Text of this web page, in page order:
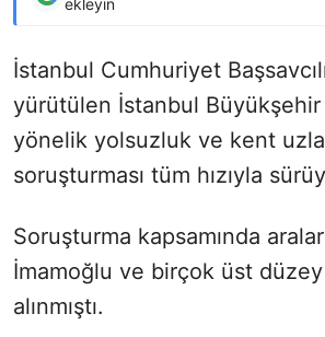
İstanbul Cumhuriyet
yürütülen İstanbul
yönelik yolsuzluk ve kent
soruşturması tüm hızıyla
Soruşturma kapsamında
İmamoğlu ve birçok üst düzey
alınmıştı.